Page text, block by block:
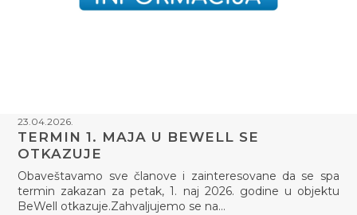
23.04.2026.
TERMIN 1. MAJA U BEWELL SE
OTKAZUJE
Obaveštavamo sve članove i zainteresovane da se spa
termin zakazan za petak, 1. naj 2026. godine u objektu
BeWell otkazuje.Zahvaljujemo se na…